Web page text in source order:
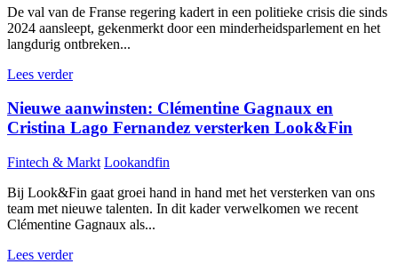
De val van de Franse regering kadert in een politieke crisis die sinds
2024 aansleept, gekenmerkt door een minderheidsparlement en het
langdurig ontbreken...
Lees verder
Nieuwe aanwinsten: Clémentine Gagnaux en
Cristina Lago Fernandez versterken Look&Fin
Fintech & Markt Lookandfin
Bij Look&Fin gaat groei hand in hand met het versterken van ons
team met nieuwe talenten. In dit kader verwelkomen we recent
Clémentine Gagnaux als...
Lees verder